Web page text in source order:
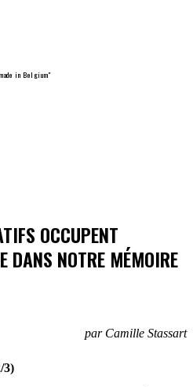
in Belgium"
OCCUPENT
DANS NOTRE MÉMOIRE
par Camille Stassart
3)